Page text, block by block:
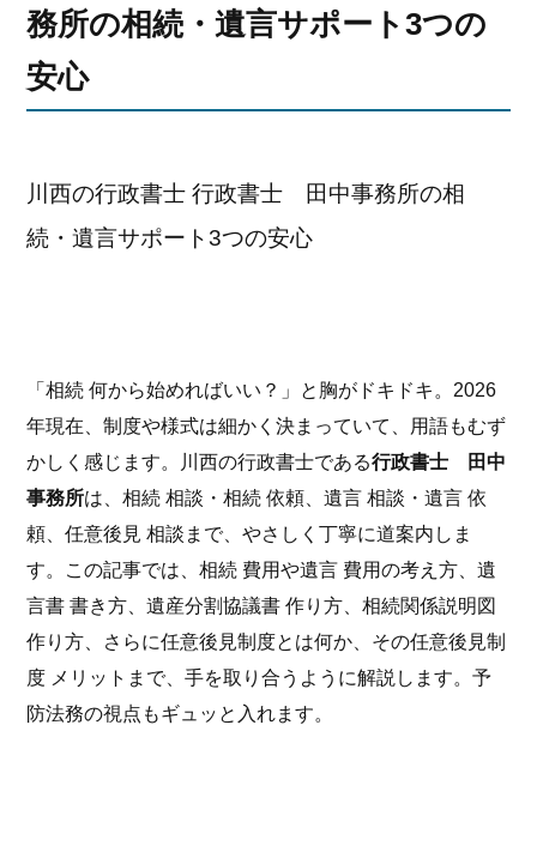
務所の相続・遺言サポート3つの
安心
川西の行政書士 行政書士 田中事務所の相
続・遺言サポート3つの安心
「相続 何から始めればいい？」と胸がドキドキ。2026
年現在、制度や様式は細かく決まっていて、用語もむず
かしく感じます。川西の行政書士である行政書士 田中
事務所は、相続 相談・相続 依頼、遺言 相談・遺言 依
頼、任意後見 相談まで、やさしく丁寧に道案内しま
す。この記事では、相続 費用や遺言 費用の考え方、遺
言書 書き方、遺産分割協議書 作り方、相続関係説明図
作り方、さらに任意後見制度とは何か、その任意後見制
度 メリットまで、手を取り合うように解説します。予
防法務の視点もギュッと入れます。